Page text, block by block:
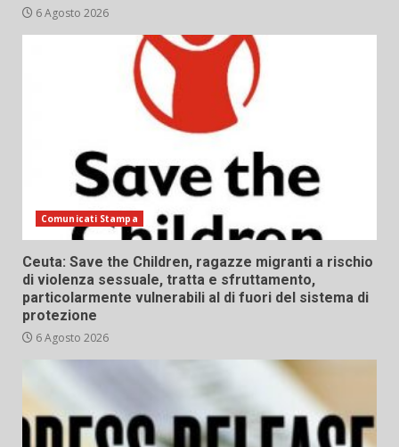
6 Agosto 2026
Comunicati Stampa
Ceuta: Save the Children, ragazze migranti a rischio
di violenza sessuale, tratta e sfruttamento,
particolarmente vulnerabili al di fuori del sistema di
protezione
6 Agosto 2026